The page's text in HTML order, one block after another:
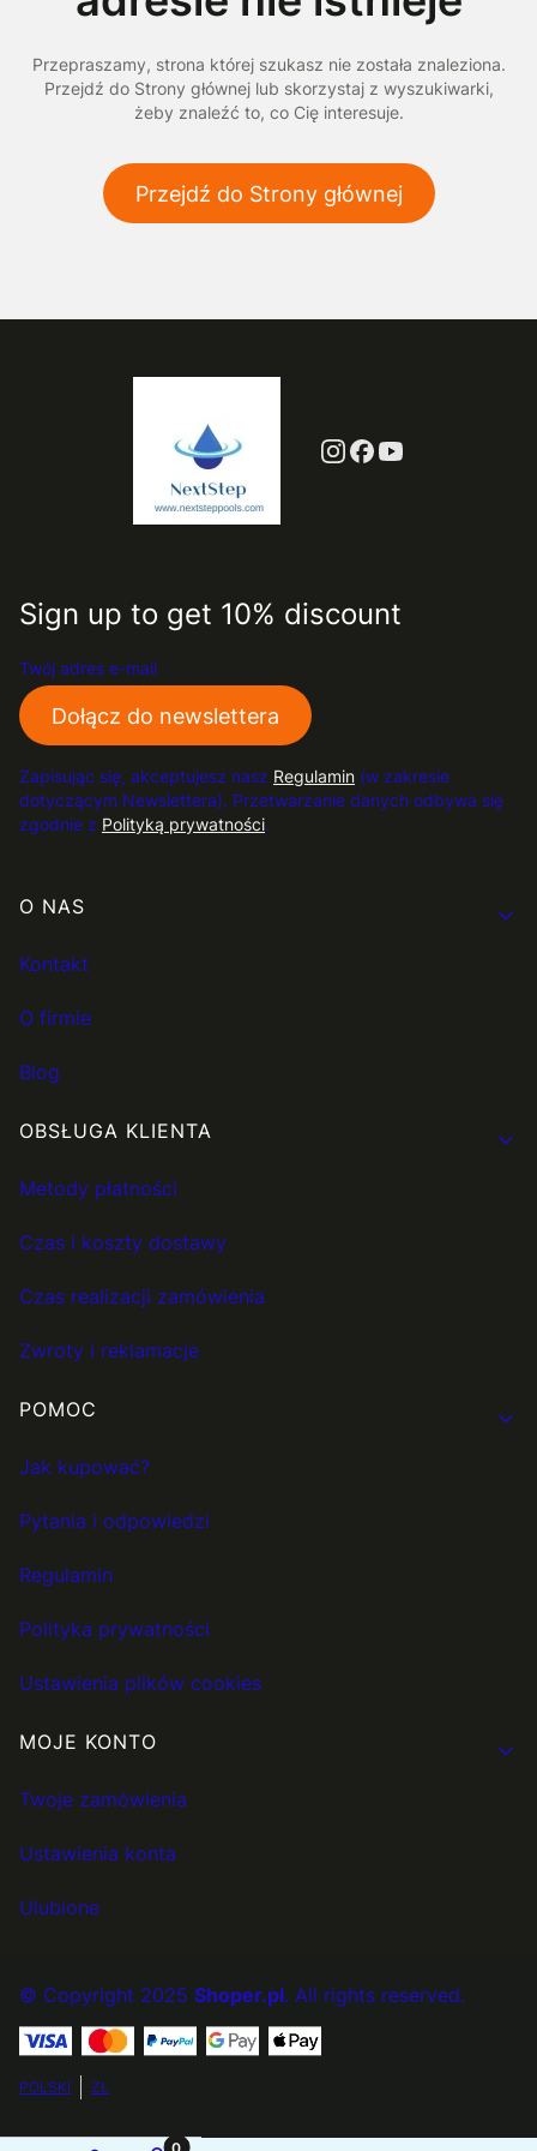
Przepraszamy, strona której szukasz nie została znaleziona.
Przejdź do Strony głównej lub skorzystaj z wyszukiwarki,
żeby znaleźć to, co Cię interesuje.
Przejdź do Strony głównej
Sign up to get 10% discount
Twój adres e-mail
Dołącz do newslettera
Zapisując się, akceptujesz nasz Regulamin (w zakresie
dotyczącym Newslettera). Przetwarzanie danych odbywa się
zgodnie z Polityką prywatności.
Linki w stopce
O NAS
Kontakt
O firmie
Blog
OBSŁUGA KLIENTA
Metody płatności
Czas i koszty dostawy
Czas realizacji zamówienia
Zwroty i reklamacje
POMOC
Jak kupować?
Pytania i odpowiedzi
Regulamin
Polityka prywatności
Ustawienia plików cookies
MOJE KONTO
Twoje zamówienia
Ustawienia konta
Ulubione
© Copyright 2025 Shoper.pl. All rights reserved.
POLSKI ZŁ